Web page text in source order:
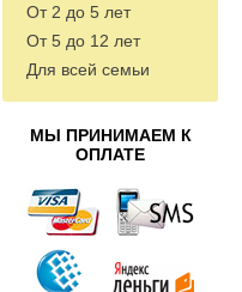
От 2 до 5 лет
От 5 до 12 лет
Для всей семьи
МЫ ПРИНИМАЕМ К
ОПЛАТЕ